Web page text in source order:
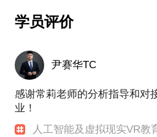
VR可视化行业人才池。
学员评价
尹赛华TC
感谢常莉老师的分析指导和对
业！
人工智能及虚拟现实VR教